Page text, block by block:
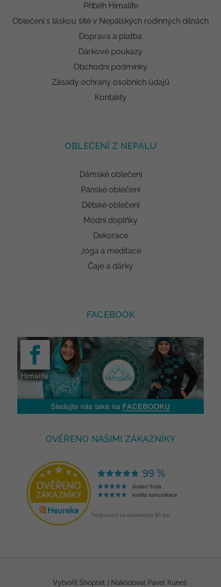
Příběh Himalife
Oblečení s láskou šité v Nepálských rodinných dílnách
Doprava a platba
Dárkové poukazy
Obchodní podmínky
Zásady ochrany osobních údajů
Kontakty
OBLEČENÍ Z NEPÁLU
Dámské oblečení
Pánské oblečení
Dětské oblečení
Módní doplňky
Dekorace
Jóga a meditace
Čaje a dárky
FACEBOOK
OVĚŘENO NAŠIMI ZÁKAZNÍKY
Vytvořil Shoptet Nakódoval Pavel Kuneš